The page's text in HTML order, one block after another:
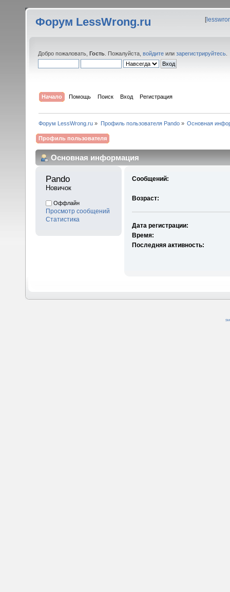
Форум LessWrong.ru [
Добро пожаловать, Гость . Пожалуйста, войдите или зарегистрируйтесь
Начало Помощь Поиск Вход Регистрация
Форум LessWrong.ru » Профиль пользователя Pando» Основная
Профиль пользователя
Основная информация
Pando
Новичок
Оффлайн
Просмотр сообщений
Статистика
Сообщений:
Возраст:
Дата регистрации:
Время:
Последняя активность: